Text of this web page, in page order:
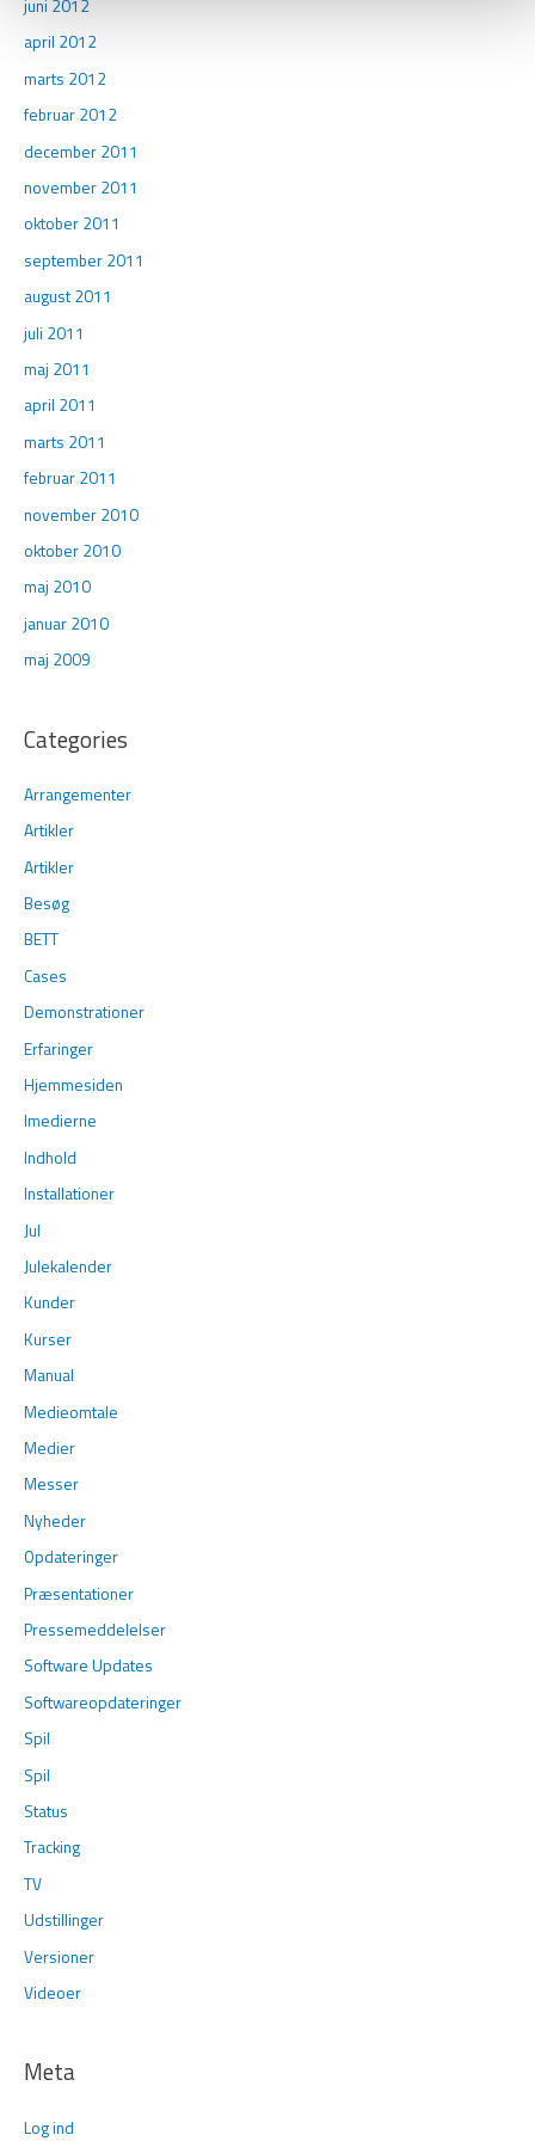
juni 2012
april 2012
marts 2012
februar 2012
december 2011
november 2011
oktober 2011
september 2011
august 2011
juli 2011
maj 2011
april 2011
marts 2011
februar 2011
november 2010
oktober 2010
maj 2010
januar 2010
maj 2009
Categories
Arrangementer
Artikler
Artikler
Besøg
BETT
Cases
Demonstrationer
Erfaringer
Hjemmesiden
Imedierne
Indhold
Installationer
Jul
Julekalender
Kunder
Kurser
Manual
Medieomtale
Medier
Messer
Nyheder
Opdateringer
Præsentationer
Pressemeddelelser
Software Updates
Softwareopdateringer
Spil
Spil
Status
Tracking
TV
Udstillinger
Versioner
Videoer
Meta
Log ind